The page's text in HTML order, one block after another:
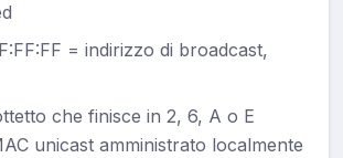
= indirizzo di broadcast,
che finisce in 2, 6, A o E
unicast amministrato localmente